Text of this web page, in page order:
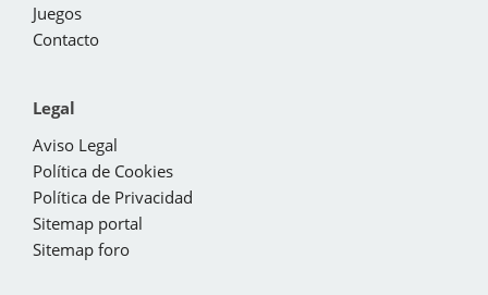
Juegos
Contacto
Legal
Aviso Legal
Política de Cookies
Política de Privacidad
Sitemap portal
Sitemap foro